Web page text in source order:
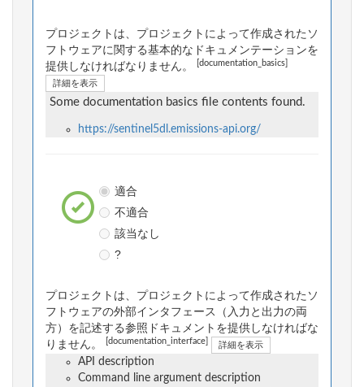
プロジェクトは、プロジェクトによって作成されたソ
フトウェアに関する基本的なドキュメンテーションを
提供しなければなりません。
[documentation_basics]
詳細を表示
Some documentation basics file contents found.
https://sentinel5dl.emissions-api.org/
適合
不適合
該当なし
?
プロジェクトは、プロジェクトによって作成されたソ
フトウェアの外部インタフェース（入力と出力の両
方）を記述する参照ドキュメントを提供しなければな
りません。
[documentation_interface] 詳細を表示
API description
Command line argument description